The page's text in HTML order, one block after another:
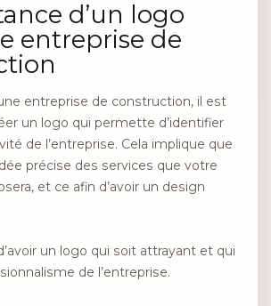
d’un logo
entreprise de
entreprise de construction, il est
un logo qui permette d’identifier
de l’entreprise. Cela implique que
précise des services que votre
et ce afin d’avoir un design
un logo qui soit attrayant et qui
de l’entreprise.